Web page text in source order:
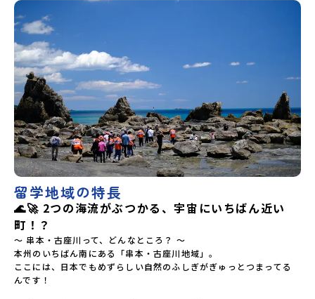
留学地域の特長
🌊🚀 2つの海流がぶつかる、宇宙にいちばん近い
町！？
～ 串本・古座川って、どんなところ？ ～
本州のいちばん南にある「串本・古座川地域」。
ここには、日本でもめずらしい自然のふしぎがぎゅっとつまってる
んです！